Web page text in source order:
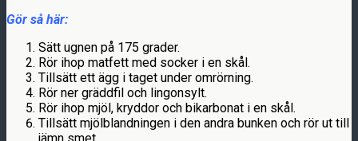
Gör så här:
Sätt ugnen på 175 grader.
Rör ihop matfett med socker i en skål.
Tillsätt ett ägg i taget under omrörning.
Rör ner gräddfil och lingonsylt.
Rör ihop mjöl, kryddor och bikarbonat i en skål.
Tillsätt mjölblandningen i den andra bunken och rör ut till